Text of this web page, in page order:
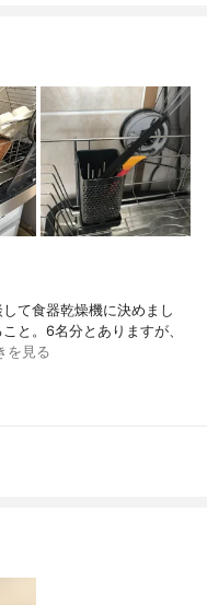
て食器乾燥機に決めまし
と。6名分とありますが、
を見る